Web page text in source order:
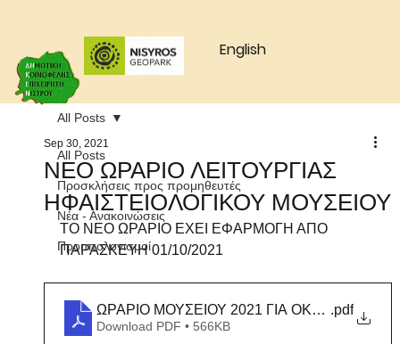
English
All Posts
Προσκλήσεις προς προμηθευτές
Νέα - Ανακοινώσεις
Προυπολογισμοί
All Posts
ΝΕΟ ΩΡΑΡΙΟ ΛΕΙΤΟΥΡΓΙΑΣ
ΗΦΑΙΣΤΕΙΟΛΟΓΙΚΟΥ ΜΟΥΣΕΙΟΥ
Sep 30, 2021
ΤΟ ΝΕΟ ΩΡΑΡΙΟ ΕΧΕΙ ΕΦΑΡΜΟΓΗ ΑΠΟ
ΠΑΡΑΣΚΕΥΗ 01/10/2021
ΩΡΑΡΙΟ ΜΟΥΣΕΙΟΥ 2021 ΓΙΑ ΟΚΤΩΒΡΙΟ
.pdf
Download PDF • 566KB